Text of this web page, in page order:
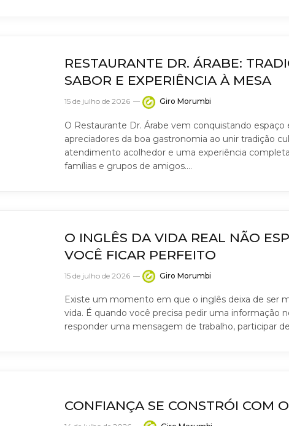
RESTAURANTE DR. ÁRABE:
SABOR E EXPERIÊNCIA À MESA
15 de julho de 2026 Giro Morumbi
O Restaurante Dr. Árabe vem conquistando espaço
apreciadores da boa gastronomia ao unir tradição
atendimento acolhedor e uma experiência
famílias e grupos de amigos.…
O INGLÊS DA VIDA REAL NÃO
VOCÊ FICAR PERFEITO
15 de julho de 2026 Giro Morumbi
Existe um momento em que o inglês deixa de ser
vida. É quando você precisa pedir uma informação
responder uma mensagem de trabalho, participar
CONFIANÇA SE CONSTRÓI COM